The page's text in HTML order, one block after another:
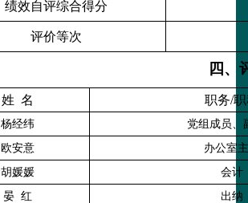
绩效自评综合得分
评价等次
四、
姓 名 职务/
杨经纬
党组成员、
欧安意
办公室
胡媛媛
会计
晏 红 出纳